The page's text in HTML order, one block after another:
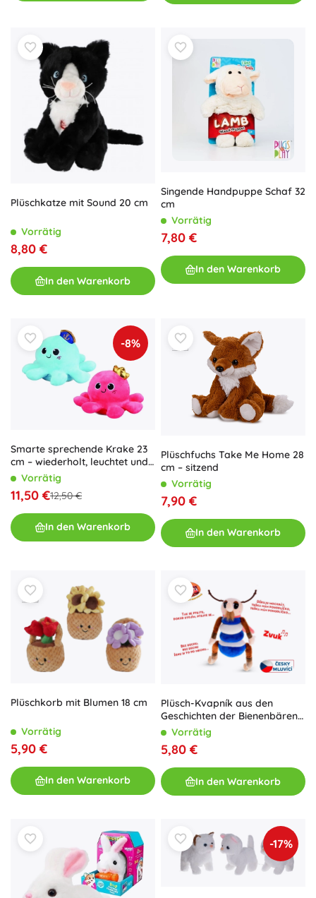
Plüschkatze mit Sound 20 cm
Vorrätig
8,80 €
In den Warenkorb
Singende Handpuppe Schaf 32
cm
Vorrätig
7,80 €
In den Warenkorb
-8%
Smarte sprechende Krake 23
cm – wiederholt, leuchtet und
tanztVorrätig
11,50 €12,50 €
In den Warenkorb
Plüschfuchs Take Me Home 28
cm – sitzend
Vorrätig
7,90 €
In den Warenkorb
Plüschkorb mit Blumen 18 cm
Vorrätig
5,90 €
In den Warenkorb
Plüsch-Kvapník aus den
Geschichten der Bienenbären
32 cm mit Sound
Vorrätig
5,80 €
In den Warenkorb
-17%